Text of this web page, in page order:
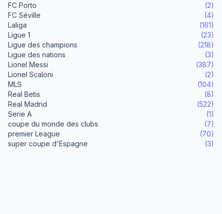
FC Porto
(2)
FC Séville
(4)
Laliga
(161)
Ligue 1
(23)
Ligue des champions
(218)
Ligue des nations
(3)
Lionel Messi
(387)
Lionel Scaloni
(2)
MLS
(104)
Real Betis
(8)
Real Madrid
(522)
Serie A
(1)
coupe du monde des clubs
(7)
premier League
(70)
super coupe d'Espagne
(3)